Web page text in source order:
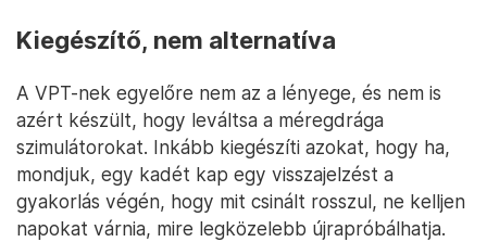
Kiegészítő, nem alternatíva
A VPT-nek egyelőre nem az a lényege, és nem is
azért készült, hogy leváltsa a méregdrága
szimulátorokat. Inkább kiegészíti azokat, hogy ha,
mondjuk, egy kadét kap egy visszajelzést a
gyakorlás végén, hogy mit csinált rosszul, ne kelljen
napokat várnia, mire legközelebb újrapróbálhatja.